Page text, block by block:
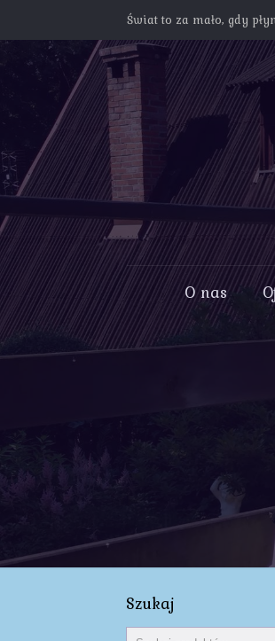
Świat to za mało, gdy
O nas
Szukaj